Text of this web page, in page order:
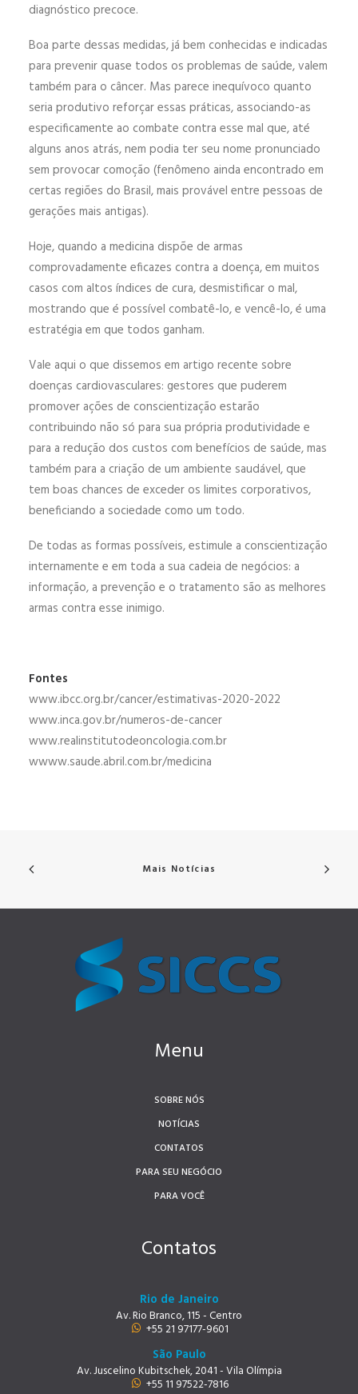
diagnóstico precoce.
Boa parte dessas medidas, já bem conhecidas e indicadas
para prevenir quase todos os problemas de saúde, valem
também para o câncer. Mas parece inequívoco quanto
seria produtivo reforçar essas práticas, associando-as
especificamente ao combate contra esse mal que, até
alguns anos atrás, nem podia ter seu nome pronunciado
sem provocar comoção (fenômeno ainda encontrado em
certas regiões do Brasil, mais provável entre pessoas de
gerações mais antigas).
Hoje, quando a medicina dispõe de armas
comprovadamente eficazes contra a doença, em muitos
casos com altos índices de cura, desmistificar o mal,
mostrando que é possível combatê-lo, e vencê-lo, é uma
estratégia em que todos ganham.
Vale aqui o que dissemos em artigo recente sobre
doenças cardiovasculares: gestores que puderem
promover ações de conscientização estarão
contribuindo não só para sua própria produtividade e
para a redução dos custos com benefícios de saúde, mas
também para a criação de um ambiente saudável, que
tem boas chances de exceder os limites corporativos,
beneficiando a sociedade como um todo.
De todas as formas possíveis, estimule a conscientização
internamente e em toda a sua cadeia de negócios: a
informação, a prevenção e o tratamento são as melhores
armas contra esse inimigo.
Fontes
www.ibcc.org.br/cancer/estimativas-2020-2022
www.inca.gov.br/numeros-de-cancer
www.realinstitutodeoncologia.com.br
wwww.saude.abril.com.br/medicina
Mais Notícias
Menu
SOBRE NÓS
NOTÍCIAS
CONTATOS
PARA SEU NEGÓCIO
PARA VOCÊ
Contatos
Rio de Janeiro
Av. Rio Branco, 115 - Centro
+55 21 97177-9601
São Paulo
Av. Juscelino Kubitschek, 2041 - Vila Olímpia
+55 11 97522-7816